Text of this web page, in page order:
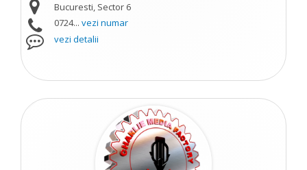
Bucuresti, Sector 6
0724... vezi numar
vezi detalii